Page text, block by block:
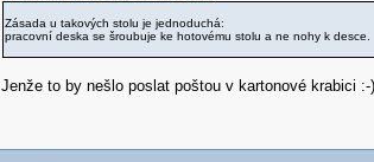
Zásada u takových stolu je jednoduchá:
pracovní deska se šroubuje ke hotovému stolu a ne nohy k desce.
Jenže to by nešlo poslat poštou v kartonové krabici :-)